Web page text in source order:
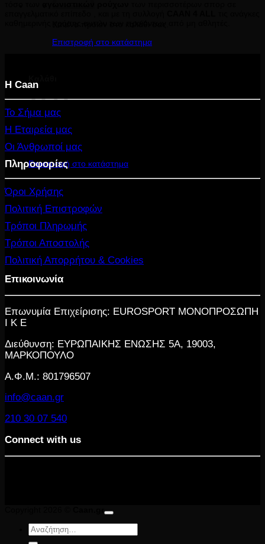
Επιστροφή στο κατάστημα
Κανένα προϊόν στο καλάθι σας.
Επιστροφή στο κατάστημα
Η Caan
Το Σήμα μας
Η Εταιρεία μας
Οι Άνθρωποί μας
Πληροφορίες
Όροι Χρήσης
Πολιτική Επιστροφών
Τρόποι Πληρωμής
Τρόποι Αποστολής
Πολιτική Απορρήτου & Cookies
Επικοινωνία
Επωνυμία Επιχείρισης: EUROSPORT ΜΟΝΟΠΡΟΣΩΠΗ
Ι Κ Ε
Διεύθυνση: ΕΥΡΩΠΑΙΚΗΣ ΕΝΩΣΗΣ 5Α, 19003,
ΜΑΡΚΟΠΟΥΛΟ
Α.Φ.Μ.: 801796507
info@caan.gr
210 30 07 540
Connect with us
Αναζήτηση
για: